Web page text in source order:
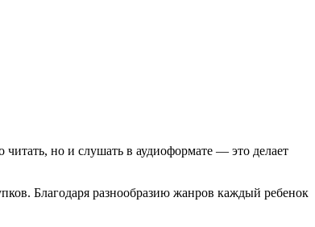
читать, но и слушать в аудиоформате — это делает
Благодаря разнообразию жанров каждый ребенок